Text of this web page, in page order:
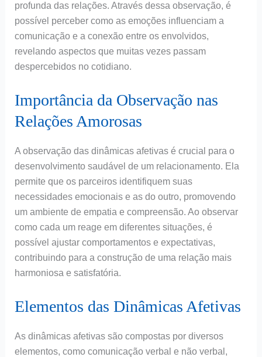
profunda das relações. Através dessa observação, é
possível perceber como as emoções influenciam a
comunicação e a conexão entre os envolvidos,
revelando aspectos que muitas vezes passam
despercebidos no cotidiano.
Importância da Observação nas
Relações Amorosas
A observação das dinâmicas afetivas é crucial para o
desenvolvimento saudável de um relacionamento. Ela
permite que os parceiros identifiquem suas
necessidades emocionais e as do outro, promovendo
um ambiente de empatia e compreensão. Ao observar
como cada um reage em diferentes situações, é
possível ajustar comportamentos e expectativas,
contribuindo para a construção de uma relação mais
harmoniosa e satisfatória.
Elementos das Dinâmicas Afetivas
As dinâmicas afetivas são compostas por diversos
elementos, como comunicação verbal e não verbal,